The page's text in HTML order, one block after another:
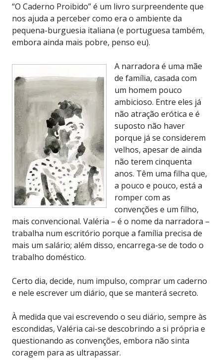
“O Caderno Proibido” é um livro surpreendente que
nos ajuda a perceber como era o ambiente da
pequena-burguesia italiana (e portuguesa também,
embora ainda mais pobre, penso eu).
A narradora é uma mãe
de família, casada com
um homem pouco
ambicioso. Entre eles já
não atração erótica e é
suposto não haver
porque já se considerem
velhos, apesar de ainda
não terem cinquenta
anos. Têm uma filha que,
a pouco e pouco, está a
romper com as
convenções e um filho,
mais convencional. Valéria – é o nome da narradora –
trabalha num escritório porque a família precisa de
mais um salário; além disso, encarrega-se de todo o
trabalho doméstico.
Certo dia, decide, num impulso, comprar um caderno
e nele escrever um diário, que se manterá secreto.
À medida que vai escrevendo o seu diário, sempre às
escondidas, Valéria cai-se descobrindo a si própria e
questionando as convenções, embora não sinta
coragem para as ultrapassar.